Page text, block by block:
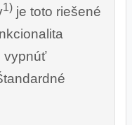
1) je toto riešené
vypnúť